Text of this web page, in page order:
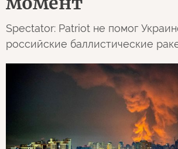
Spectator: Patriot не помог
российские баллистические